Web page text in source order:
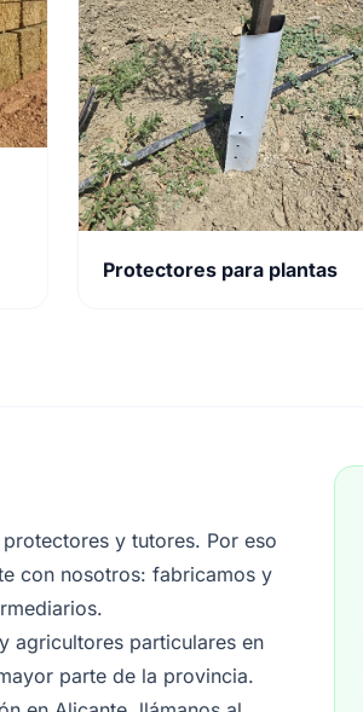
Protectores para plantas
y tutores. Por eso
con nosotros: fabricamos y
agricultores particulares en
parte de la provincia.